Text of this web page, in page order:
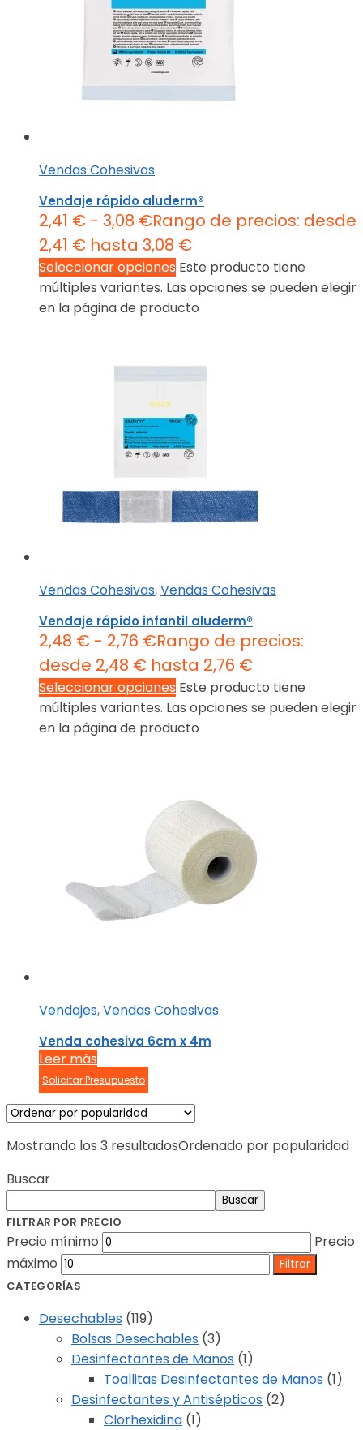
Vendas Cohesivas
Vendaje rápido aluderm®
2,41 € - 3,08 €Rango de precios: desde
2,41 € hasta 3,08 €
Seleccionar opciones Este producto tiene
múltiples variantes. Las opciones se pueden elegir
en la página de producto
Vendas Cohesivas,Vendas Cohesivas
Vendaje rápido infantil aluderm®
2,48 € - 2,76 €Rango de precios:
desde 2,48 € hasta 2,76 €
Seleccionar opciones Este producto tiene
múltiples variantes. Las opciones se pueden elegir
en la página de producto
Vendajes,Vendas Cohesivas
Venda cohesiva 6cm x 4m
Leer más
Solicitar Presupuesto
Mostrando los 3 resultadosOrdenado por popularidad
Buscar
Buscar
FILTRAR POR PRECIO
Precio mínimo
Precio
máximo
Filtrar
CATEGORÍAS
Desechables (119)
Bolsas Desechables (3)
Desinfectantes de Manos (1)
Toallitas Desinfectantes de Manos (1)
Desinfectantes y Antisépticos (2)
Clorhexidina (1)